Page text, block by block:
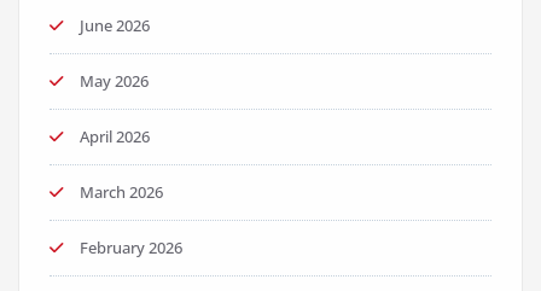
June 2026
May 2026
April 2026
March 2026
February 2026